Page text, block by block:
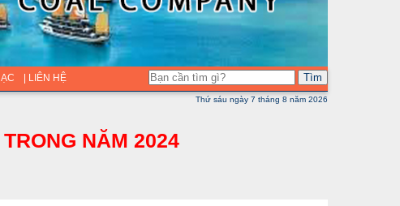
| LIÊN HỆ Tìm
Thứ sáu ngày 7 tháng 8 năm 2026
NĂM 2024